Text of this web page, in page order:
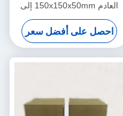
العادم 150x150x50mm إلى
300mm
احصل على أفضل سعر